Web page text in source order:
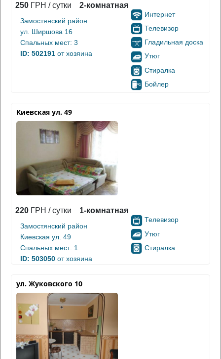
250 ГРН / сутки 2-комнатная
Замостянский район
ул. Ширшова 16
Спальных мест: 3
ID: 502191 от хозяина
Интернет
Телевизор
Гладильная доска
Утюг
Стиралка
Бойлер
Киевская ул. 49
220 ГРН / сутки 1-комнатная
Замостянский район
Киевская ул. 49
Спальных мест: 1
ID: 503050 от хозяина
Телевизор
Утюг
Стиралка
ул. Жуковского 10